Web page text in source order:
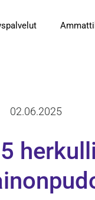
02.06.2025